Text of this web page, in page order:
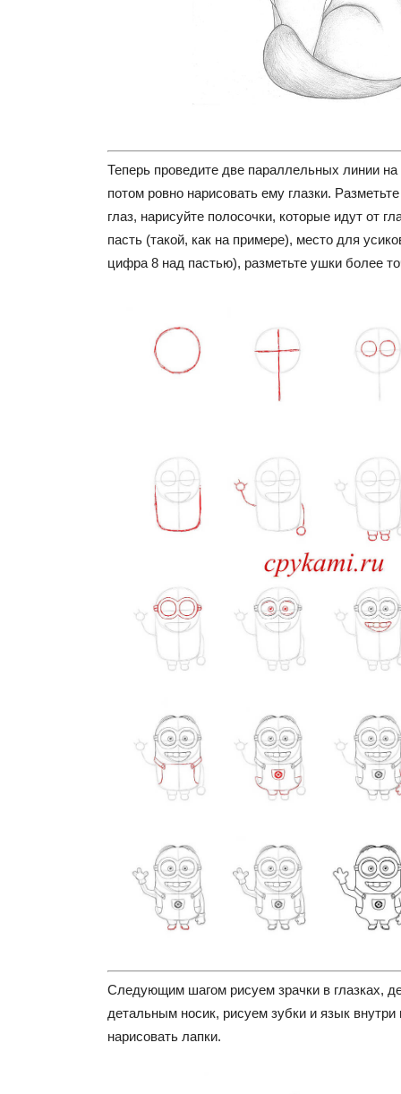
Теперь проведите две параллельных линии
потом ровно нарисовать ему глазки.
глаз, нарисуйте полосочки, которые идут от
пасть (такой, как на примере), место для
цифра 8 над пастью), разметьте ушки более
Следующим шагом рисуем зрачки в глазках,
детальным носик, рисуем зубки и язык
нарисовать лапки.